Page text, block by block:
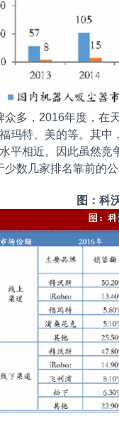
众多，2016年度，在
玛特、美的等。其
平相近。因此虽然
少数几家排名靠前的
图：科